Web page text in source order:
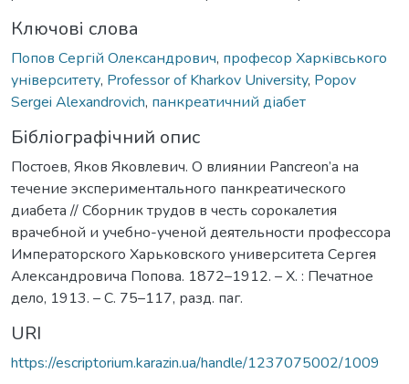
Ключові слова
Попов Сергій Олександрович, професор Харківського
університету, Professor of Kharkov University, Popov
Sergei Alexandrovich, панкреатичний діабет
Бібліографічний опис
Постоев, Яков Яковлевич. О влиянии Pancreon’a на
течение экспериментального панкреатического
диабета // Сборник трудов в честь сорокалетия
врачебной и учебно-ученой деятельности профессора
Императорского Харьковского университета Сергея
Александровича Попова. 1872–1912. – Х. : Печатное
дело, 1913. – С. 75–117, разд. паг.
URI
https://escriptorium.karazin.ua/handle/1237075002/1009